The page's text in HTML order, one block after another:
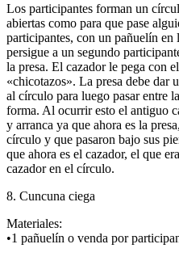
Los participantes forman un
abiertas como para que pase
participantes, con un pañuelín en
persigue a un segundo
la presa. El cazador le pega con
«chicotazos». La presa debe dar
al círculo para luego pasar entre
forma. Al ocurrir esto el antiguo
y arranca ya que ahora es la
círculo y que pasaron bajo sus
que ahora es el cazador, el que
cazador en el círculo.
8. Cuncuna ciega
Materiales:
•1 pañuelín o venda por